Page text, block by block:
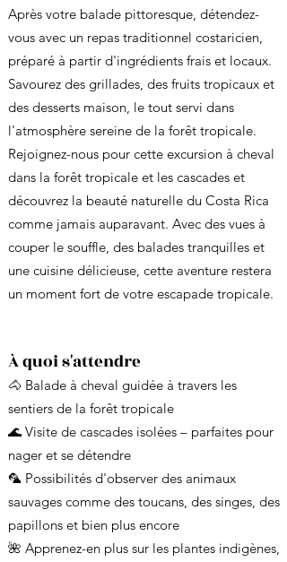
Après votre balade pittoresque, détendez-
vous avec un repas traditionnel costaricien,
préparé à partir d'ingrédients frais et locaux.
Savourez des grillades, des fruits tropicaux et
des desserts maison, le tout servi dans
l'atmosphère sereine de la forêt tropicale.
Rejoignez-nous pour cette excursion à cheval
dans la forêt tropicale et les cascades et
découvrez la beauté naturelle du Costa Rica
comme jamais auparavant. Avec des vues à
couper le souffle, des balades tranquilles et
une cuisine délicieuse, cette aventure restera
un moment fort de votre escapade tropicale.
À quoi s'attendre
🐴 Balade à cheval guidée à travers les
sentiers de la forêt tropicale
🌊 Visite de cascades isolées – parfaites pour
nager et se détendre
🦜 Possibilités d'observer des animaux
sauvages comme des toucans, des singes, des
papillons et bien plus encore
🌺 Apprenez-en plus sur les plantes indigènes,